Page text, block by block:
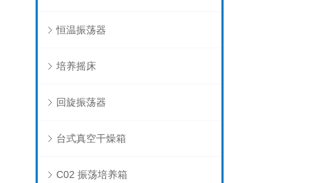
恒温振荡器
培养摇床
回旋振荡器
台式真空干燥箱
C02 振荡培养箱